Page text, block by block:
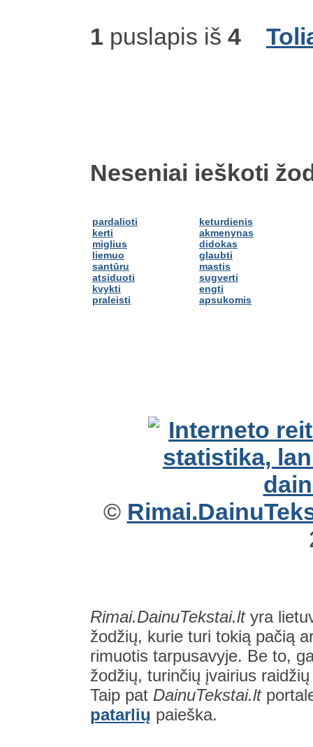
1 puslapis iš 4
Neseniai ieškoti
pardalioti
kerti
miglius
liemuo
santūru
atsiduoti
kvykti
praleisti
keturdienis
akmenynas
didokas
glaubti
mastis
sugverti
engti
apsukomis
©
Rimai.DainuTekstai.ltyra
žodžių, kurie turi tokią pačią
rimuotis tarpusavyje. Be to,
žodžių, turinčių įvairius
Taip pat DainuTekstai.lt
patarlių paieška.